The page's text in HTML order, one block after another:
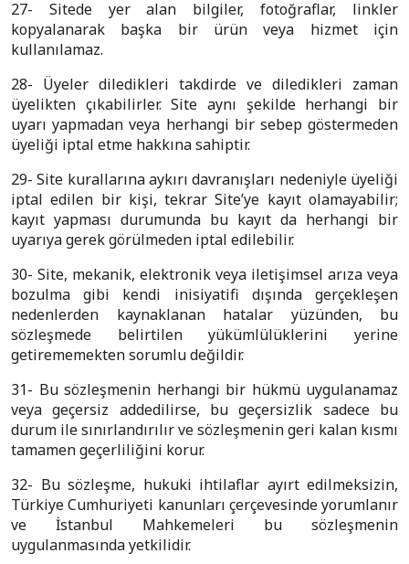
27- Sitede yer alan bilgiler, fotoğraflar, linkler
kopyalanarak başka bir ürün veya hizmet için
kullanılamaz.
28- Üyeler diledikleri takdirde ve diledikleri zaman
üyelikten çıkabilirler. Site aynı şekilde herhangi bir
uyarı yapmadan veya herhangi bir sebep göstermeden
üyeliği iptal etme hakkına sahiptir.
29- Site kurallarına aykırı davranışları nedeniyle üyeliği
iptal edilen bir kişi, tekrar Site’ye kayıt olamayabilir;
kayıt yapması durumunda bu kayıt da herhangi bir
uyarıya gerek görülmeden iptal edilebilir.
30- Site, mekanik, elektronik veya iletişimsel arıza veya
bozulma gibi kendi inisiyatifi dışında gerçekleşen
nedenlerden kaynaklanan hatalar yüzünden, bu
sözleşmede belirtilen yükümlülüklerini yerine
getirememekten sorumlu değildir.
31- Bu sözleşmenin herhangi bir hükmü uygulanamaz
veya geçersiz addedilirse, bu geçersizlik sadece bu
durum ile sınırlandırılır ve sözleşmenin geri kalan kısmı
tamamen geçerliliğini korur.
32- Bu sözleşme, hukuki ihtilaflar ayırt edilmeksizin,
Türkiye Cumhuriyeti kanunları çerçevesinde yorumlanır
ve İstanbul Mahkemeleri bu sözleşmenin
uygulanmasında yetkilidir.